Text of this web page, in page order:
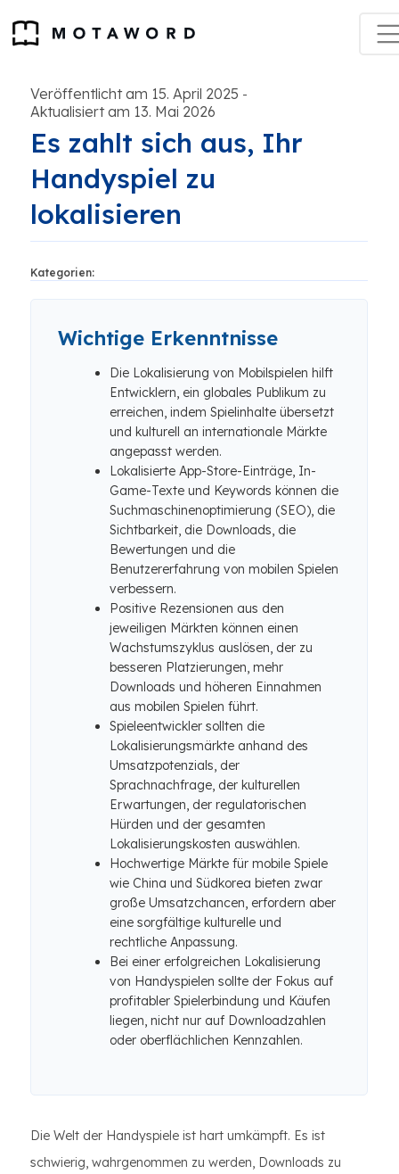
Veröffentlicht am 15. April 2025 -
Aktualisiert am 13. Mai 2026
Es zahlt sich aus, Ihr
Handyspiel zu
lokalisieren
Kategorien:
Wichtige Erkenntnisse
Die Lokalisierung von Mobilspielen hilft
Entwicklern, ein globales Publikum zu
erreichen, indem Spielinhalte übersetzt
und kulturell an internationale Märkte
angepasst werden.
Lokalisierte App-Store-Einträge, In-
Game-Texte und Keywords können die
Suchmaschinenoptimierung (SEO), die
Sichtbarkeit, die Downloads, die
Bewertungen und die
Benutzererfahrung von mobilen Spielen
verbessern.
Positive Rezensionen aus den
jeweiligen Märkten können einen
Wachstumszyklus auslösen, der zu
besseren Platzierungen, mehr
Downloads und höheren Einnahmen
aus mobilen Spielen führt.
Spieleentwickler sollten die
Lokalisierungsmärkte anhand des
Umsatzpotenzials, der
Sprachnachfrage, der kulturellen
Erwartungen, der regulatorischen
Hürden und der gesamten
Lokalisierungskosten auswählen.
Hochwertige Märkte für mobile Spiele
wie China und Südkorea bieten zwar
große Umsatzchancen, erfordern aber
eine sorgfältige kulturelle und
rechtliche Anpassung.
Bei einer erfolgreichen Lokalisierung
von Handyspielen sollte der Fokus auf
profitabler Spielerbindung und Käufen
liegen, nicht nur auf Downloadzahlen
oder oberflächlichen Kennzahlen.
Die Welt der Handyspiele ist hart umkämpft. Es ist
schwierig, wahrgenommen zu werden, Downloads zu